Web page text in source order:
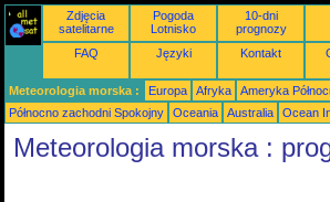
Zdjęcia
satelitarne
Pogoda
Lotnisko
10-dni
prognozy
FAQ Języki Kontakt
Meteorologia morska : Europa Afryka Ameryka
Północno zachodni Spokojny
Oceania Australia Ocean
Meteorologia morska :